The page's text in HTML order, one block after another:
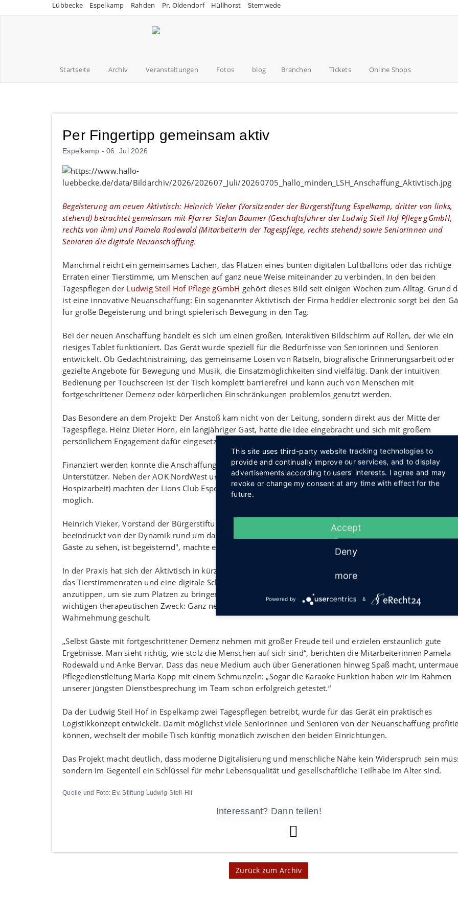
Lübbecke Espelkamp Rahden Pr. Oldendorf Hüllhorst Stemwede
Startseite Archiv Veranstaltungen Fotos blog Branchen Tickets Online Shops
Per Fingertipp gemeinsam aktiv
Espelkamp - 06. Jul 2026
Begeisterung am neuen Aktivtisch: Heinrich Vieker (Vorsitzender der Bürgerstiftung Espelkamp, dritter von links,
stehend) betrachtet gemeinsam mit Pfarrer Stefan Bäumer (Geschäftsführer der Ludwig Steil Hof Pflege gGmbH,
rechts von ihm) und Pamela Rodewald (Mitarbeiterin der Tagespflege, rechts stehend) sowie Seniorinnen und
Senioren die digitale Neuanschaffung.
Manchmal reicht ein gemeinsames Lachen, das Platzen eines bunten digitalen Luftballons oder das richtige
Erraten einer Tierstimme, um Menschen auf ganz neue Weise miteinander zu verbinden. In den beiden
Tagespflegen der Ludwig Steil Hof Pflege gGmbH gehört dieses Bild seit einigen Wochen zum Alltag. Grund
ist eine innovative Neuanschaffung: Ein sogenannter Aktivtisch der Firma heddier electronic sorgt bei den
für große Begeisterung und bringt spielerisch Bewegung in den Tag.
Bei der neuen Anschaffung handelt es sich um einen großen, interaktiven Bildschirm auf Rollen, der wie ein
riesiges Tablet funktioniert. Das Gerät wurde speziell für die Bedürfnisse von Seniorinnen und Senioren
entwickelt. Ob Gedächtnistraining, das gemeinsame Lösen von Rätseln, biografische Erinnerungsarbeit oder
gezielte Angebote für Bewegung und Musik, die Einsatzmöglichkeiten sind vielfältig. Dank der intuitiven
Bedienung per Touchscreen ist der Tisch komplett barrierefrei und kann auch von Menschen mit
fortgeschrittener Demenz oder körperlichen Einschränkungen problemlos genutzt werden.
Das Besondere an dem Projekt: Der Anstoß kam nicht von der Leitung, sondern direkt aus der Mitte der
Tagespflege. Heinz Dieter Horn, ein langjähriger Gast, hatte die Idee eingebracht und sich mit großem
persönlichem Engagement dafür eingesetzt, dass die moderne Technik den Weg in den Ludwig Steil Hof
Finanziert werden konnte die Anschaffung schließlich durch ein starkes Netzwerk lokaler und regionaler
Unterstützer. Neben der AOK NordWest und der Diakonie RWL (aus Mitteln der Kollekte für die Altenarbeit
Hospizarbeit) machten der Lions Club Espelkamp Lübbecke e.V. sowie die Bürgerstiftung Espelkamp den Kauf
möglich.
Heinrich Vieker, Vorstand der Bürgerstiftung Espelkamp, zeigte sich bei einer Präsentation vor Ort tief
beeindruckt von der Dynamik rund um das neue Angebot: „Die spürbare Freude und die aktive Beteiligung
Gäste zu sehen, ist begeisternd", machte er deutlich.
In der Praxis hat sich der Aktivtisch in kürzester Zeit zum neuen Mittelpunkt entwickelt. Besonders beliebt
das Tierstimmenraten und eine digitale Schießbude. Bei letzterer gilt es, bestimmte Ballons auf dem
anzutippen, um sie zum Platzen zu bringen. Was nach purem Zeitvertreib aussieht, erfüllt in Wahrheit einen
wichtigen therapeutischen Zweck: Ganz nebenbei werden Konzentration, Reaktionsfähigkeit und die visuelle
Wahrnehmung geschult.
„Selbst Gäste mit fortgeschrittener Demenz nehmen mit großer Freude teil und erzielen erstaunlich gute
Ergebnisse. Man sieht richtig, wie stolz die Menschen auf sich sind“, berichten die Mitarbeiterinnen Pamela
Rodewald und Anke Bervar. Dass das neue Medium auch über Generationen hinweg Spaß macht,
Pflegedienstleitung Maria Kopp mit einem Schmunzeln: „Sogar die Karaoke Funktion haben wir im Rahmen
unserer jüngsten Dienstbesprechung im Team schon erfolgreich getestet.“
Da der Ludwig Steil Hof in Espelkamp zwei Tagespflegen betreibt, wurde für das Gerät ein praktisches
Logistikkonzept entwickelt. Damit möglichst viele Seniorinnen und Senioren von der Neuanschaffung
können, wechselt der mobile Tisch künftig monatlich zwischen den beiden Einrichtungen.
Das Projekt macht deutlich, dass moderne Digitalisierung und menschliche Nähe kein Widerspruch sein
sondern im Gegenteil ein Schlüssel für mehr Lebensqualität und gesellschaftliche Teilhabe im Alter sind.
Quelle und Foto: Ev. Stiftung Ludwig-Steil-Hif
Interessant? Dann teilen!
Zurück zum Archiv
This site uses third-party website tracking technologies to
provide and continually improve our services, and to display
advertisements according to users' interests. I agree and may
revoke or change my consent at any time with effect for the
future.
Accept
Deny
more
Powered by &